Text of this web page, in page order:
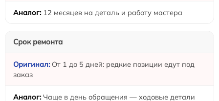
12 месяцев на деталь и работу мастера
Срок ремонта
От 1 до 5 дней: редкие позиции едут под
заказ
Чаще в день обращения — ходовые детали